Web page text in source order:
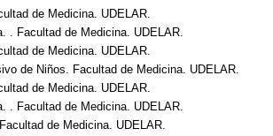
de Medicina. UDELAR.
. Facultad de Medicina. UDELAR.
de Medicina. UDELAR.
de Niños. Facultad de Medicina. UDELAR.
de Medicina. UDELAR.
. Facultad de Medicina. UDELAR.
de Medicina. UDELAR.